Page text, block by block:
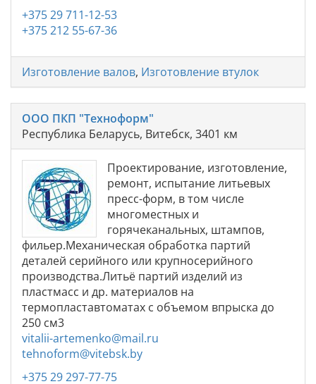
+375 29 711-12-53
+375 212 55-67-36
Изготовление валов, Изготовление втулок
ООО ПКП "Техноформ"
Республика Беларусь, Витебск, 3401 км
Проектирование, изготовление,
ремонт, испытание литьевых
пресс-форм, в том числе
многоместных и
горячеканальных, штампов,
фильер.Механическая обработка партий
деталей серийного или крупносерийного
производства.Литьё партий изделий из
пластмасс и др. материалов на
термопластавтоматах с объемом впрыска до
250 см3
vitalii-artemenko@mail.ru
tehnoform@vitebsk.by
+375 29 297-77-75